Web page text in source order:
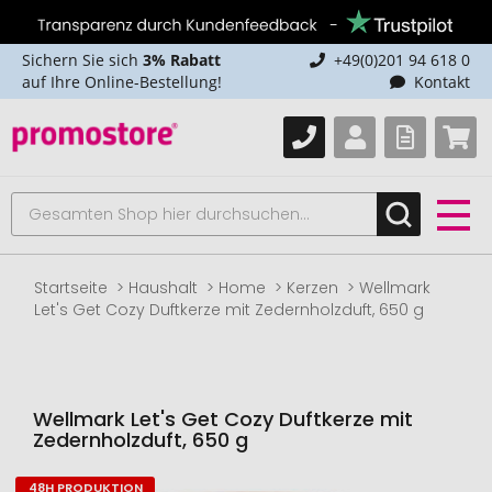
Sichern Sie sich 3% Rabatt
auf Ihre Online-Bestellung!
+49(0)201 94 618 0
Kontakt
Startseite Haushalt Home Kerzen
Wellmark
Let's Get Cozy Duftkerze mit Zedernholzduft, 650 g
Wellmark Let's Get Cozy Duftkerze mit
Zedernholzduft, 650 g
48H PRODUKTION